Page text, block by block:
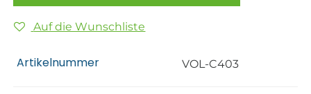
Auf die Wunschliste
Artikelnummer VOL-C403